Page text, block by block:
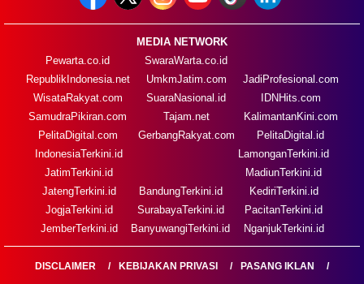
MEDIA NETWORK
Pewarta.co.id
RepublikIndonesia.net
WisataRakyat.com
SamudraPikiran.com
PelitaDigital.com
SwaraWarta.co.id
UmkmJatim.com
SuaraNasional.id
Tajam.net
GerbangRakyat.com
JadiProfesional.com
IDNHits.com
KalimantanKini.com
PelitaDigital.id
IndonesiaTerkini.id
JatimTerkini.id
JatengTerkini.id
JogjaTerkini.id
JemberTerkini.id
BandungTerkini.id
SurabayaTerkini.id
BanyuwangiTerkini.id
LamonganTerkini.id
MadiunTerkini.id
KediriTerkini.id
PacitanTerkini.id
NganjukTerkini.id
DISCLAIMER KEBIJAKAN PRIVASI
PASANG IKLAN